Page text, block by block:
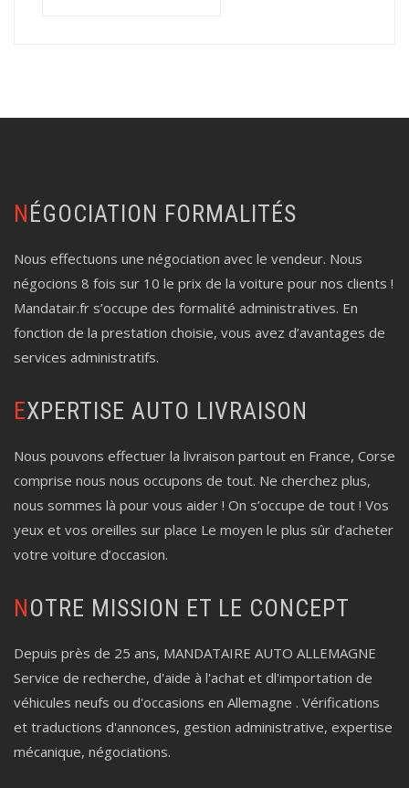
NÉGOCIATION FORMALITÉS
Nous effectuons une négociation avec le vendeur. Nous
négocions 8 fois sur 10 le prix de la voiture pour nos clients !
Mandatair.fr s’occupe des formalité administratives. En
fonction de la prestation choisie, vous avez d’avantages de
services administratifs.
EXPERTISE AUTO LIVRAISON
Nous pouvons effectuer la livraison partout en France, Corse
comprise nous nous occupons de tout. Ne cherchez plus,
nous sommes là pour vous aider ! On s’occupe de tout ! Vos
yeux et vos oreilles sur place Le moyen le plus sûr d’acheter
votre voiture d’occasion.
NOTRE MISSION ET LE CONCEPT
Depuis près de 25 ans, MANDATAIRE AUTO ALLEMAGNE
Service de recherche, d'aide à l'achat et dl'importation de
véhicules neufs ou d'occasions en Allemagne . Vérifications
et traductions d'annonces, gestion administrative, expertise
mécanique, négociations.